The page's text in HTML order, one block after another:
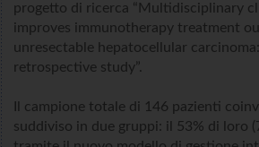
progetto di ricerca “Multidisciplinary
improves immunotherapy treatment
unresectable hepatocellular
retrospective study”.
Il campione totale di 146 pazienti
suddiviso in due gruppi: il 53% di loro